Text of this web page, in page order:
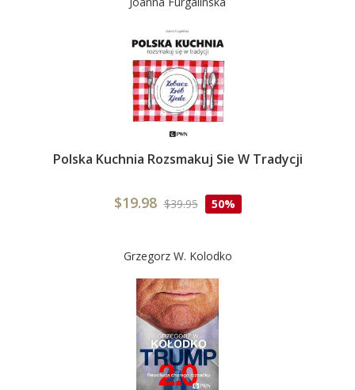
Polska Kuchnia Rozsmakuj Sie W Tradycji
$19.98 $39.95 50%
Grzegorz W. Kolodko